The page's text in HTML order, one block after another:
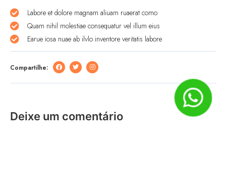
Labore et dolore magnam aliuam ruaerat como
Quam nihil molestiae consequatur vel illum eius
Earue iosa nuae ab ilvlo inventore veritatis labore
Compartilhe:
Deixe um comentário